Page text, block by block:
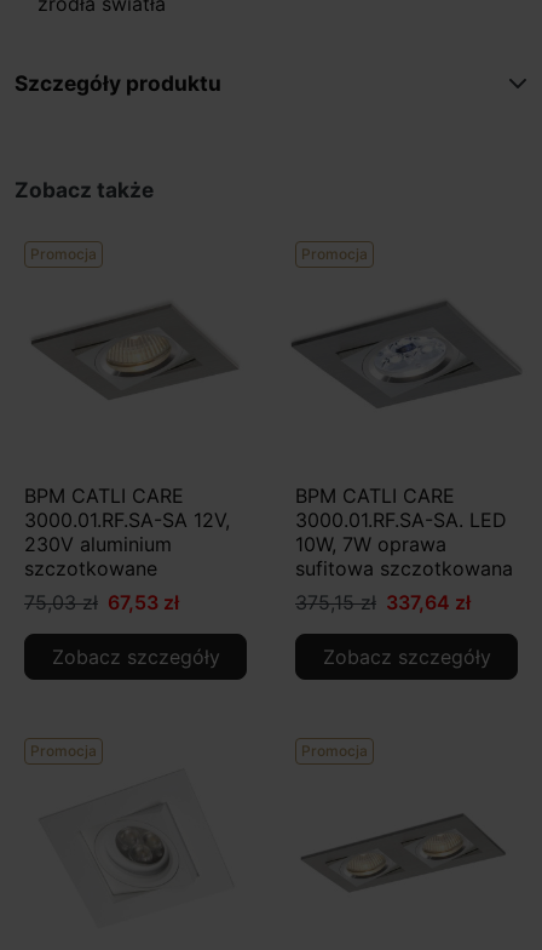
Szczegóły produktu
Zobacz także
Promocja
BPM CATLI CARE
3000.01.RF.SA-SA 12V,
230V aluminium
szczotkowane
75,03 zł 67,53 zł
Zobacz szczegóły
Promocja
BPM CATLI CARE
3000.01.RF.SA-SA. LED
10W, 7W oprawa
sufitowa szczotkowana
375,15 zł 337,64 zł
Zobacz szczegóły
Promocja Promocja